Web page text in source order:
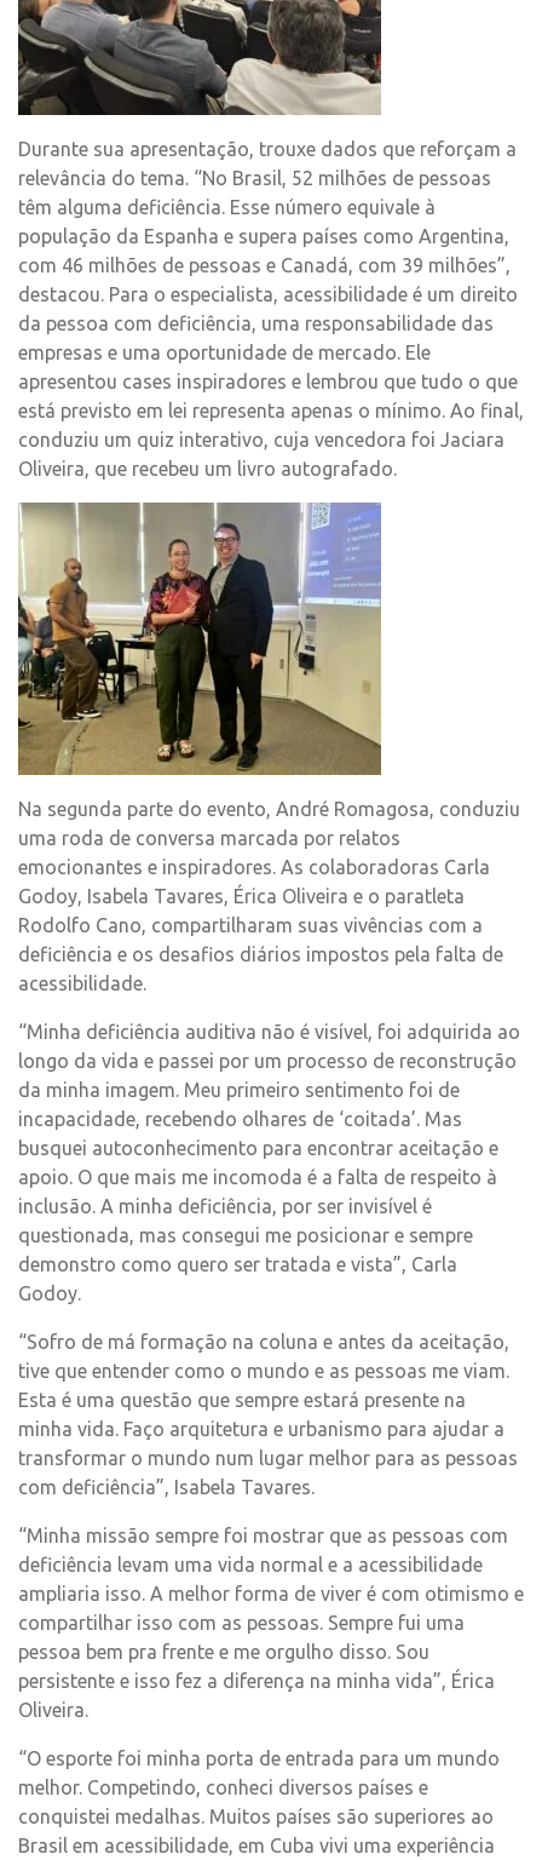
Durante sua apresentação, trouxe dados que reforçam a
relevância do tema. “No Brasil, 52 milhões de pessoas
têm alguma deficiência. Esse número equivale à
população da Espanha e supera países como Argentina,
com 46 milhões de pessoas e Canadá, com 39 milhões”,
destacou. Para o especialista, acessibilidade é um direito
da pessoa com deficiência, uma responsabilidade das
empresas e uma oportunidade de mercado. Ele
apresentou cases inspiradores e lembrou que tudo o que
está previsto em lei representa apenas o mínimo. Ao final,
conduziu um quiz interativo, cuja vencedora foi Jaciara
Oliveira, que recebeu um livro autografado.
Na segunda parte do evento, André Romagosa, conduziu
uma roda de conversa marcada por relatos
emocionantes e inspiradores. As colaboradoras Carla
Godoy, Isabela Tavares, Érica Oliveira e o paratleta
Rodolfo Cano, compartilharam suas vivências com a
deficiência e os desafios diários impostos pela falta de
acessibilidade.
“Minha deficiência auditiva não é visível, foi adquirida ao
longo da vida e passei por um processo de reconstrução
da minha imagem. Meu primeiro sentimento foi de
incapacidade, recebendo olhares de ‘coitada’. Mas
busquei autoconhecimento para encontrar aceitação e
apoio. O que mais me incomoda é a falta de respeito à
inclusão. A minha deficiência, por ser invisível é
questionada, mas consegui me posicionar e sempre
demonstro como quero ser tratada e vista”, Carla
Godoy.
“Sofro de má formação na coluna e antes da aceitação,
tive que entender como o mundo e as pessoas me viam.
Esta é uma questão que sempre estará presente na
minha vida. Faço arquitetura e urbanismo para ajudar a
transformar o mundo num lugar melhor para as pessoas
com deficiência”, Isabela Tavares.
“Minha missão sempre foi mostrar que as pessoas com
deficiência levam uma vida normal e a acessibilidade
ampliaria isso. A melhor forma de viver é com otimismo e
compartilhar isso com as pessoas. Sempre fui uma
pessoa bem pra frente e me orgulho disso. Sou
persistente e isso fez a diferença na minha vida”, Érica
Oliveira.
“O esporte foi minha porta de entrada para um mundo
melhor. Competindo, conheci diversos países e
conquistei medalhas. Muitos países são superiores ao
Brasil em acessibilidade, em Cuba vivi uma experiência